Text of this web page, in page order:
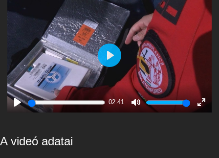
Play
02:41
Mute
Enter
Play
A videó adatai